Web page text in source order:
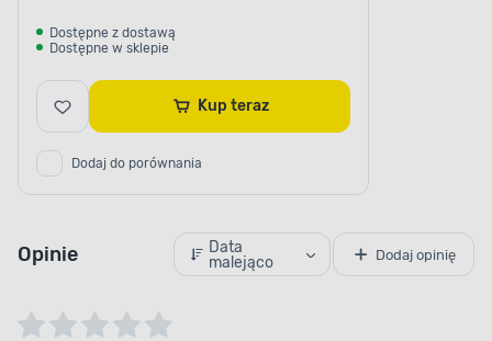
Dostępne z dostawą
Dostępne w sklepie
Kup teraz
Dodaj do porównania
Opinie
Data
malejąco
Dodaj opinię